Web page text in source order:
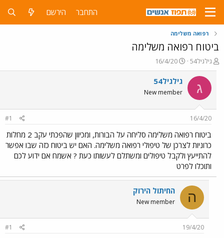
התחבר הירשם
רפואה משלימה
ביטוח רפואה משלימה
פ
ו
ת
ח
ה
ו
ש
א
גילגיל54
פ
ו
ר
ם
ר
י
ך
16/4/20
ג גילגיל54
New member
16/4/20
#1
ביטוח רפואה משלימה סליחה על הבורות, ומכיוון שהפכתי עקב 2 מחלות
כרוניות לצרכן של טיפולי רפואה משלימה. האם יש ביטוח כזה שבו אפשר
להתייעץ ולקבל טיפולים ומשתלם לעשותו כעת ? אשמח אם ידוע לכם
ותוכלו לפרט
ה החיתול הירוק
New member
19/4/20
#1